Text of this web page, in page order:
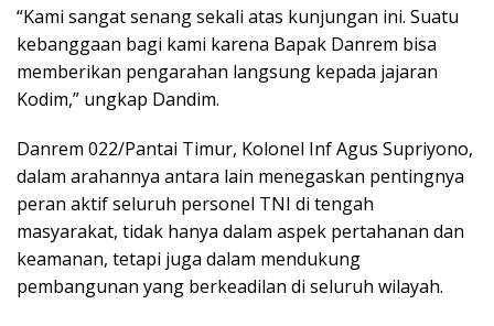
“Kami sangat senang sekali atas kunjungan ini. Suatu
kebanggaan bagi kami karena Bapak Danrem bisa
memberikan pengarahan langsung kepada jajaran
Kodim,” ungkap Dandim.
Danrem 022/Pantai Timur, Kolonel Inf Agus Supriyono,
dalam arahannya antara lain menegaskan pentingnya
peran aktif seluruh personel TNI di tengah
masyarakat, tidak hanya dalam aspek pertahanan dan
keamanan, tetapi juga dalam mendukung
pembangunan yang berkeadilan di seluruh wilayah.